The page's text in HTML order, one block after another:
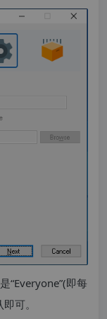
“Everyone”(即每
可。